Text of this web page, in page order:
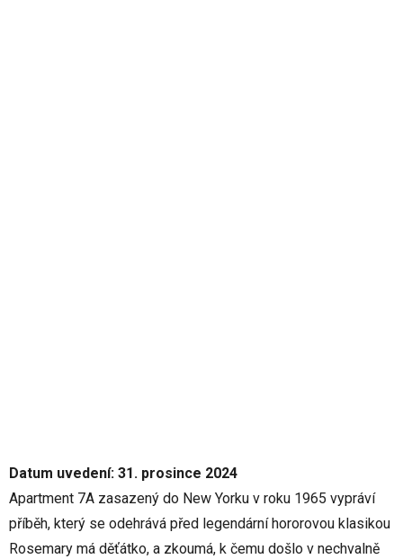
Datum uvedení: 31. prosince 2024
Apartment 7A zasazený do New Yorku v roku 1965 vypráví
příběh, který se odehrává před legendární hororovou klasikou
Rosemary má děťátko, a zkoumá, k čemu došlo v nechvalně